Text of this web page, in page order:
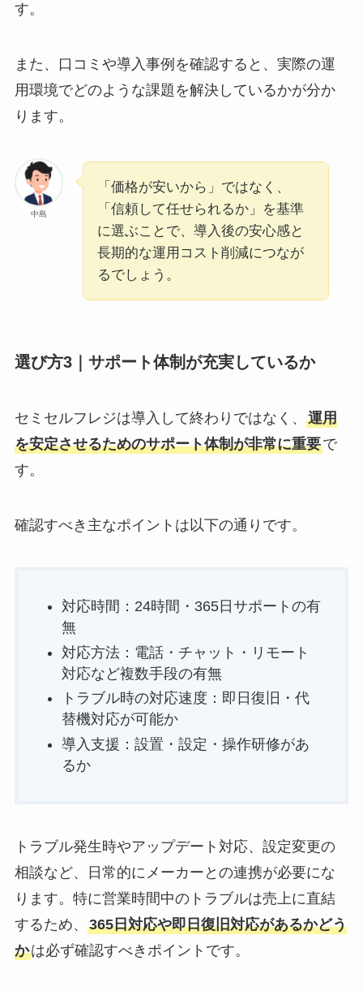
す。
また、口コミや導入事例を確認すると、実際の運
用環境でどのような課題を解決しているかが分か
ります。
中島
「価格が安いから」ではなく、
「信頼して任せられるか」を基準
に選ぶことで、導入後の安心感と
長期的な運用コスト削減につなが
るでしょう。
選び方3｜サポート体制が充実しているか
セミセルフレジは導入して終わりではなく、 運用
を安定させるためのサポート体制が非常に重要で
す。
確認すべき主なポイントは以下の通りです。
対応時間：24時間・365日サポートの有
無
対応方法：電話・チャット・リモート
対応など複数手段の有無
トラブル時の対応速度：即日復旧・代
替機対応が可能か
導入支援：設置・設定・操作研修があ
るか
トラブル発生時やアップデート対応、設定変更の
相談など、日常的にメーカーとの連携が必要にな
ります。特に営業時間中のトラブルは売上に直結
するため、 365日対応や即日復旧対応があるかどう
かは必ず確認すべきポイントです。